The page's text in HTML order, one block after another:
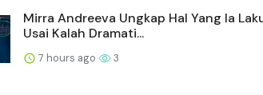
Mirra Andreeva Ungkap Hal Yang Ia
Usai Kalah Dramati...
7 hours ago 3